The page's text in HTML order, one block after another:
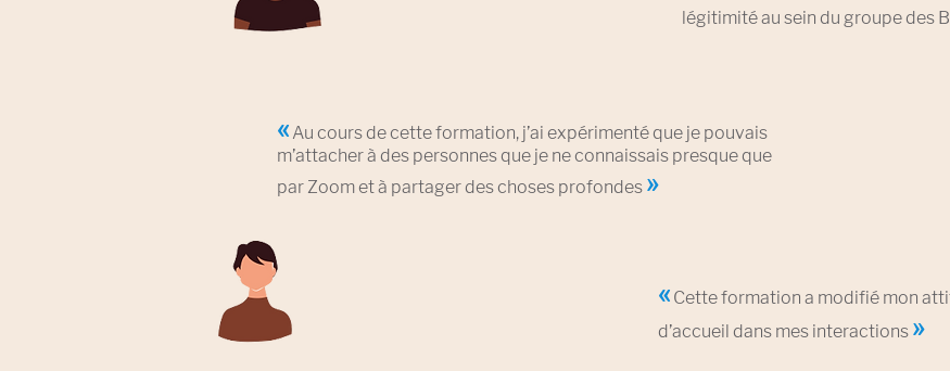
« Cette formation a modifié mon
d’accueil dans mes interactions »
« Au cours de cette formation, j’ai expérimenté que je pouvais
m’attacher à des personnes que je ne connaissais presque que
par Zoom et à partager des choses profondes »
légitimité au sein du groupe des